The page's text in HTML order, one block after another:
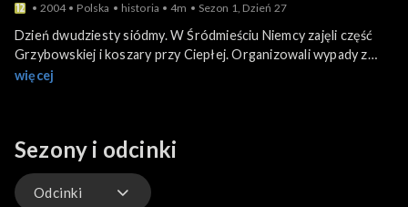
2004 Polska historia 4m Sezon 1, Dzień 27
Dzień dwudziesty siódmy. W Śródmieściu Niemcy zajęli część
Grzybowskiej i koszary przy Ciepłej. Organizowali wypady z
Urzędu Telekomunikacyjnego przy Poznańskiej i Ministerstwa
więcej
Sezony i odcinki
Odcinki